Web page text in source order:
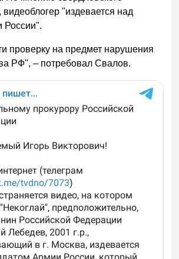
"издевается над
России".
проверку на предмет нарушения
РФ", – потребовал Свалов.